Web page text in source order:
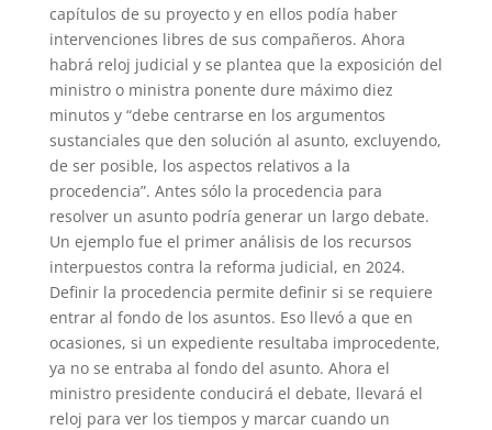
capítulos de su proyecto y en ellos podía haber
intervenciones libres de sus compañeros. Ahora
habrá reloj judicial y se plantea que la exposición del
ministro o ministra ponente dure máximo diez
minutos y “debe centrarse en los argumentos
sustanciales que den solución al asunto, excluyendo,
de ser posible, los aspectos relativos a la
procedencia”. Antes sólo la procedencia para
resolver un asunto podría generar un largo debate.
Un ejemplo fue el primer análisis de los recursos
interpuestos contra la reforma judicial, en 2024.
Definir la procedencia permite definir si se requiere
entrar al fondo de los asuntos. Eso llevó a que en
ocasiones, si un expediente resultaba improcedente,
ya no se entraba al fondo del asunto. Ahora el
ministro presidente conducirá el debate, llevará el
reloj para ver los tiempos y marcar cuando un